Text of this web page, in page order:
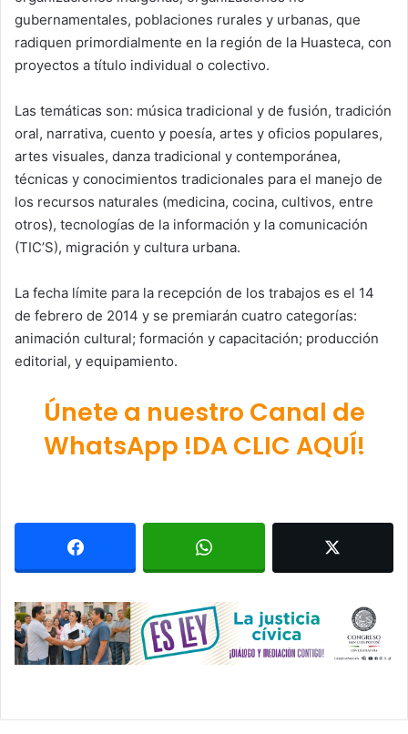
gubernamentales, poblaciones rurales y urbanas, que
radiquen primordialmente en la región de la Huasteca, con
proyectos a título individual o colectivo.
Las temáticas son: música tradicional y de fusión, tradición
oral, narrativa, cuento y poesía, artes y oficios populares,
artes visuales, danza tradicional y contemporánea,
técnicas y conocimientos tradicionales para el manejo de
los recursos naturales (medicina, cocina, cultivos, entre
otros), tecnologías de la información y la comunicación
(TIC’S), migración y cultura urbana.
La fecha límite para la recepción de los trabajos es el 14
de febrero de 2014 y se premiarán cuatro categorías:
animación cultural; formación y capacitación; producción
editorial, y equipamiento.
Únete a nuestro Canal de
WhatsApp !DA CLIC AQUÍ!